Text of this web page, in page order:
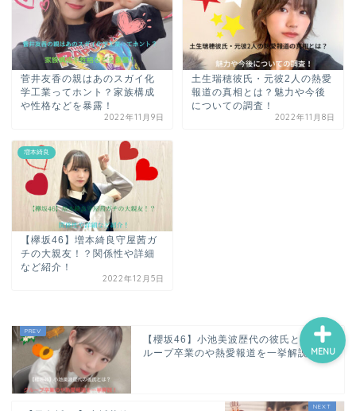
菅井友香の親はあのスガイ化
学工業ってホント？家族構成
や性格などを暴露！
2022年11月9日
土生瑞穂彼氏・元彼2人の熱愛
報道の真相とは？魅力や今後
についての調査！
2022年11月8日
増本綺良
【欅坂46】増本綺良守屋茜ガ
チの大親友！？関係性や詳細
など紹介！
2022年12月5日
【櫻坂46】小池美波歴代の彼氏とは？グ
ループ卒業のや熱愛報道を一挙解説！MENU
ホーム